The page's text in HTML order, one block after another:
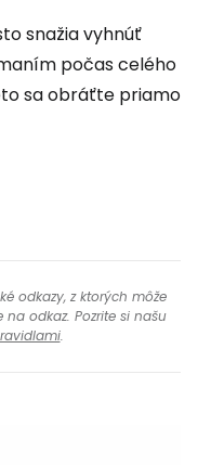
snažia vyhnúť
počas celého
sa obráťte priamo
odkazy, z ktorých môže
na odkaz. Pozrite si našu
.